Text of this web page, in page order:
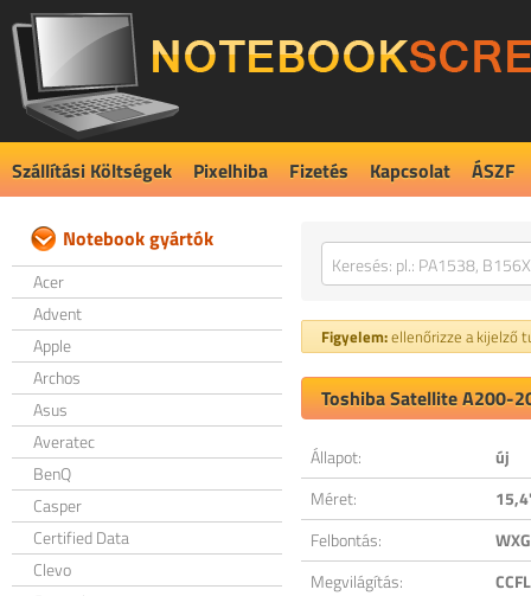
Szállítási Költségek Pixelhiba Fizetés Kapcsolat ÁSZF
Notebook gyártók
Acer
Advent
Apple
Archos
Asus
Averatec
BenQ
Casper
Certified Data
Clevo
Figyelem:ellenőrizze a kijelző
Toshiba Satellite A200-
Állapot:
új
Méret:
Felbontás:
Megvilágítás:
CCFL